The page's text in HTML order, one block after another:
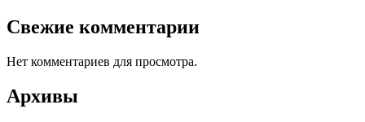
Свежие комментарии
Нет комментариев для просмотра.
Архивы